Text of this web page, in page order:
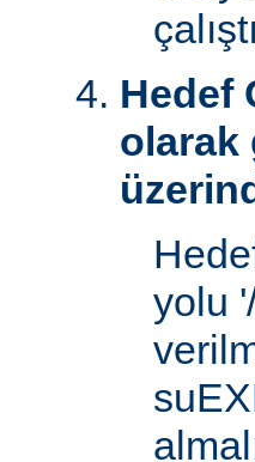
Hedef
olarak
yolu